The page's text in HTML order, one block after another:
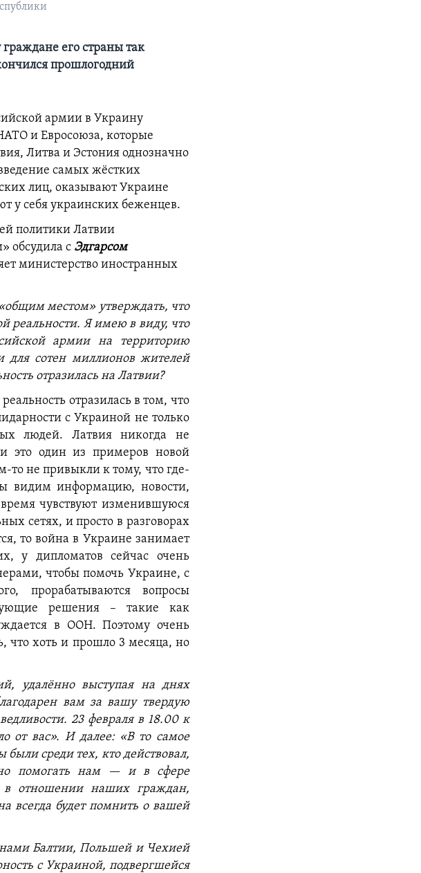
его страны так
прошлогодний
армии в Украину
и Евросоюза, которые
Литва и Эстония однозначно
самых жёстких
лиц, оказывают Украине
у себя украинских беженцев.
политики Латвии
обсудила с Эдгарсом
министерство иностранных
местом» утверждать, что
реальности. Я имею в виду, что
армии на территорию
сотен миллионов жителей
отразилась на Латвии?
отразилась в том, что
с Украиной не только
людей. Латвия никогда не
это один из примеров новой
то не привыкли к тому, что где-
видим информацию, новости,
чувствуют изменившуюся
сетях, и просто в разговорах
то война в Украине занимает
у дипломатов сейчас очень
чтобы помочь Украине, с
прорабатываются вопросы
решения – такие как
в ООН. Поэтому очень
что хоть и прошло 3 месяца, но
удалённо выступая на днях
вам за вашу твердую
23 февраля в 18.00 к
от вас». И далее: «В то самое
были среди тех, кто действовал,
помогать нам — и в сфере
в отношении наших граждан,
будет помнить о вашей
Балтии, Польшей и Чехией
с Украиной, подвергшейся